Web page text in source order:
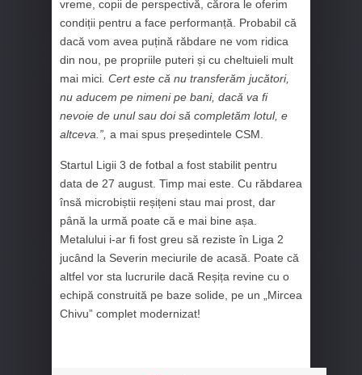
vreme, copii de perspectivă, cărora le oferim
condiții pentru a face performanță. Probabil că
dacă vom avea puțină răbdare ne vom ridica
din nou, pe propriile puteri și cu cheltuieli mult
mai mici . Cert este că nu transferăm jucători,
nu aducem pe nimeni pe bani, dacă va fi
nevoie de unul sau doi să completăm lotul, e
altceva.”, a mai spus președintele CSM.
Startul Ligii 3 de fotbal a fost stabilit pentru
data de 27 august. Timp mai este. Cu răbdarea
însă microbiștii reșițeni stau mai prost, dar
până la urmă poate că e mai bine așa.
Metalului i-ar fi fost greu să reziste în Liga 2
jucând la Severin meciurile de acasă. Poate că
altfel vor sta lucrurile dacă Reșița revine cu o
echipă construită pe baze solide, pe un „Mircea
Chivu” complet modernizat!